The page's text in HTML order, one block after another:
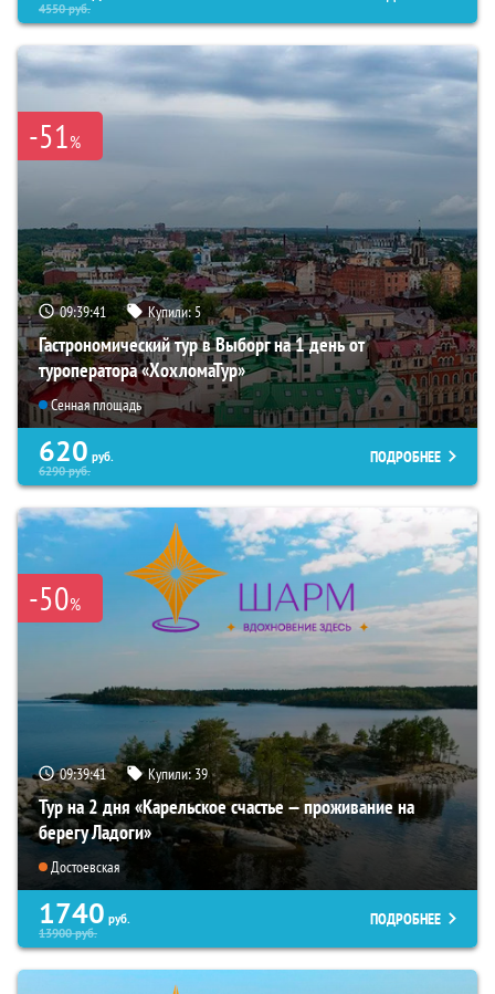
4550руб.
-51%
09:39:40 Купили:5
Гастрономический тур в Выборг на 1 день от
туроператора «ХохломаТур»
Сенная площадь
620 руб.
6290руб.
ПОДРОБНЕЕ
-50%
09:39:40 Купили:39
Тур на 2 дня «Карельское счастье — проживание на
берегу Ладоги»
Достоевская
1740 руб.
13900руб.
ПОДРОБНЕЕ